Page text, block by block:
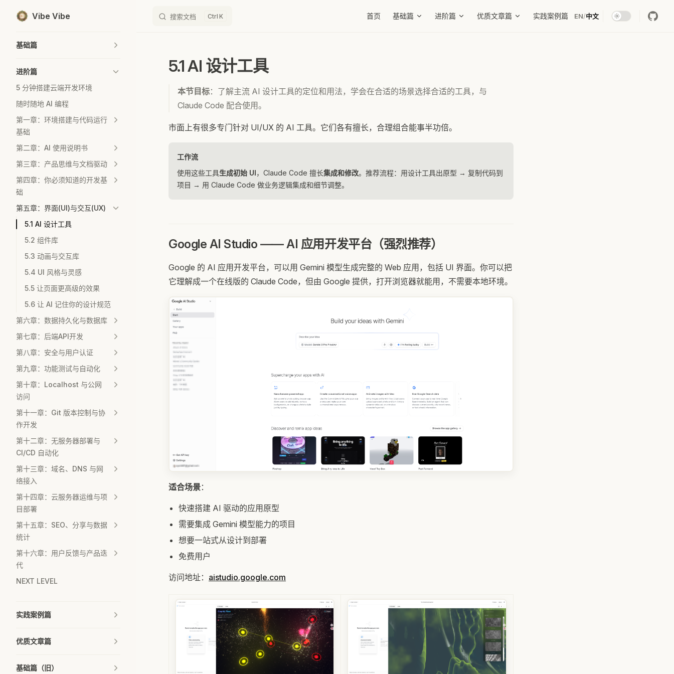
Skip to content
Vibe Vibe 搜索文档 K 首页 基础篇 进阶篇 优质文章篇 实践案例篇 EN/中文
基础篇
进阶篇
5 分钟搭建云端开发环境
随时随地 AI 编程
第一章：环境搭建与代码运行
基础
第二章：AI 使用说明书
第三章：产品思维与文档驱动
第四章：你必须知道的开发基
础
第五章：界面(UI)与交互(UX)
5.1 AI 设计工具
5.2 组件库
5.3 动画与交互库
5.4 UI 风格与灵感
5.5 让页面更高级的效果
5.6 让 AI 记住你的设计规范
第六章：数据持久化与数据库
第七章：后端API开发
第八章：安全与用户认证
第九章：功能测试与自动化
第十章：Localhost 与公网
访问
第十一章：Git 版本控制与协
作开发
第十二章：无服务器部署与
CI/CD 自动化
第十三章：域名、DNS 与网
络接入
第十四章：云服务器运维与项
目部署
第十五章：SEO、分享与数据
统计
第十六章：用户反馈与产品迭
代
NEXT LEVEL
实践案例篇
优质文章篇
基础篇（旧）
5.1 AI 设计工具
本节目标：了解主流 AI 设计工具的定位和用法，学会在合适的场景选择合适的工具，与
Claude Code 配合使用。
市面上有很多专门针对 UI/UX 的 AI 工具。它们各有擅长，合理组合能事半功倍。
工作流
使用这些工具生成初始 UI，Claude Code 擅长集成和修改。推荐流程：用设计工具出原型 → 复制代码到
项目 → 用 Claude Code 做业务逻辑集成和细节调整。
Google AI Studio —— AI 应用开发平台（强烈推荐）
Google 的 AI 应用开发平台，可以用 Gemini 模型生成完整的 Web 应用，包括 UI 界面。你可以把
它理解成一个在线版的 Claude Code，但由 Google 提供，打开浏览器就能用，不需要本地环境。
适合场景：
快速搭建 AI 驱动的应用原型
需要集成 Gemini 模型能力的项目
想要一站式从设计到部署
免费用户
访问地址： aistudio.google.com